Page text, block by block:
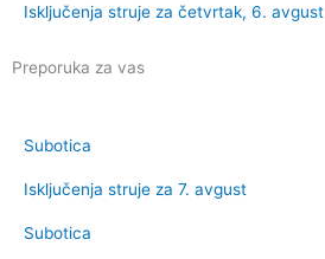
Isključenja struje za četvrtak, 6. avgust
Preporuka za vas
Subotica
Isključenja struje za 7. avgust
Subotica